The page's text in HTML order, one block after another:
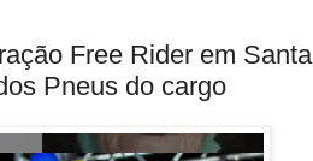
Free Rider em Santa
Pneus do cargo